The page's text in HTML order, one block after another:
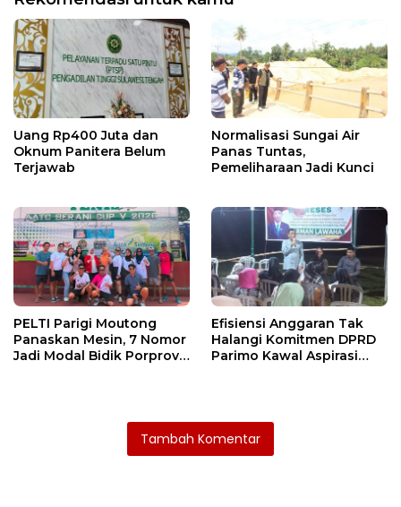
Uang Rp400 Juta dan
Oknum Panitera Belum
Terjawab
Normalisasi Sungai Air
Panas Tuntas,
Pemeliharaan Jadi Kunci
PELTI Parigi Moutong
Panaskan Mesin, 7 Nomor
Jadi Modal Bidik Porprov
Efisiensi Anggaran Tak
Halangi Komitmen DPRD
Parimo Kawal Aspirasi
Tambah Komentar